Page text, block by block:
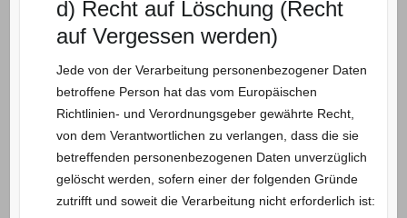
d) Recht auf Löschung (Recht
auf Vergessen werden)
Jede von der Verarbeitung personenbezogener Daten
betroffene Person hat das vom Europäischen
Richtlinien- und Verordnungsgeber gewährte Recht,
von dem Verantwortlichen zu verlangen, dass die sie
betreffenden personenbezogenen Daten unverzüglich
gelöscht werden, sofern einer der folgenden Gründe
zutrifft und soweit die Verarbeitung nicht erforderlich ist: